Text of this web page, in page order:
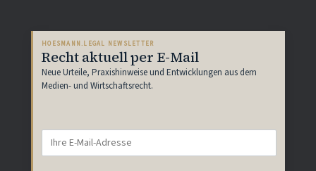
HOESMANN.LEGAL NEWSLETTER
Recht aktuell per E-Mail
Neue Urteile, Praxishinweise und Entwicklungen aus dem
Medien- und Wirtschaftsrecht.